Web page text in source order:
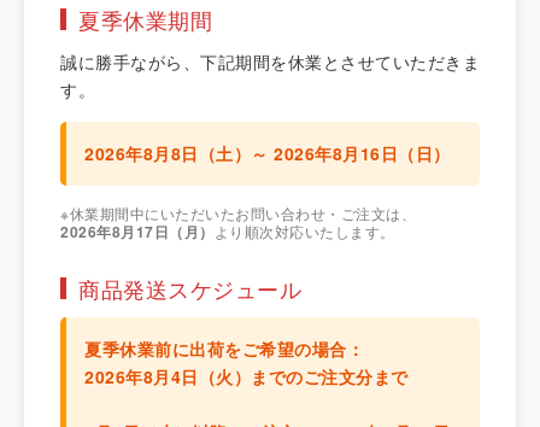
夏季休業期間
誠に勝手ながら、下記期間を休業とさせていただきま
す。
2026年8月8日（土）～ 2026年8月16日（日）
※休業期間中にいただいたお問い合わせ・ご注文は、
2026年8月17日（月） より順次対応いたします。
商品発送スケジュール
夏季休業前に出荷をご希望の場合：
2026年8月4日（火）までのご注文分まで